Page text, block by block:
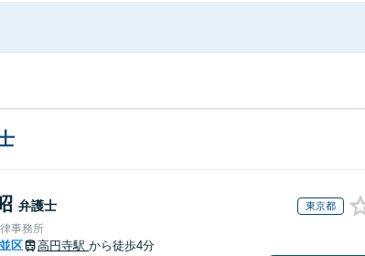
弁護士 東京都
事務所
区 高円寺駅 から徒歩4分